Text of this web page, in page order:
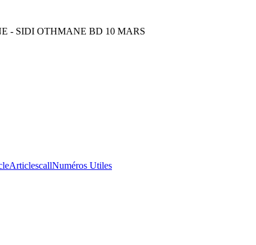
- SIDI OTHMANE BD 10 MARS
ArticlescallNuméros Utiles